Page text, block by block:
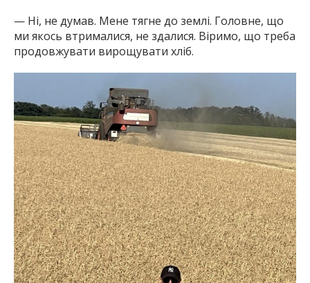
— Ні, не думав. Мене тягне до землі. Головне, що
ми якось втрималися, не здалися. Віримо, що треба
продовжувати вирощувати хліб.